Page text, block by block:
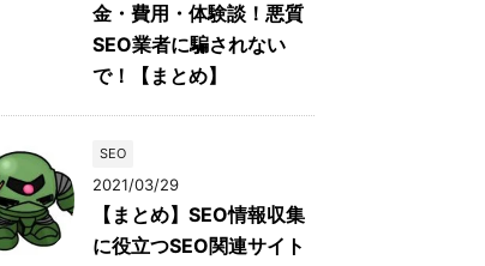
金・費用・体験談！悪質
SEO業者に騙されない
で！【まとめ】
SEO
2021/03/29
【まとめ】SEO情報収集
に役立つSEO関連サイト